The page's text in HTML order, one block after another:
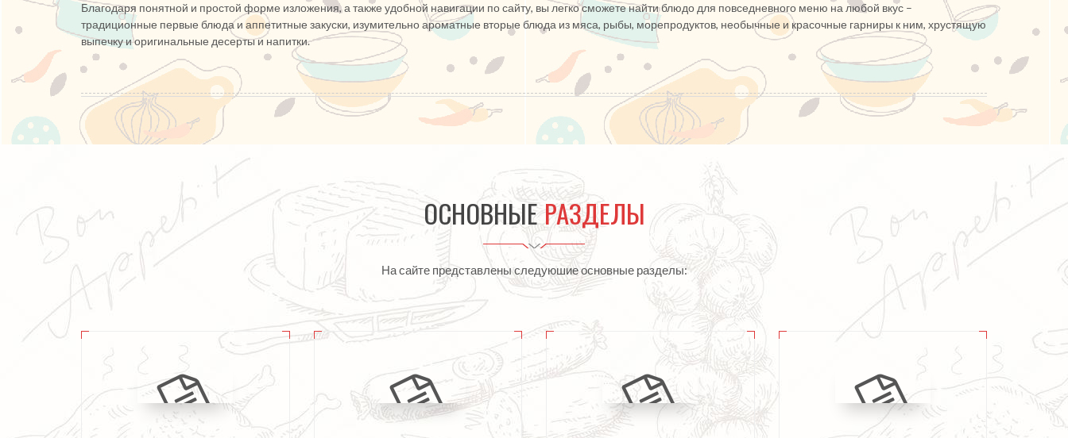
Благодаря понятной и простой форме изложения, а также удобной навигации по сайту, вы легко сможете найти блюдо для повседневного меню на любой вкус –
традиционные первые блюда и аппетитные закуски, изумительно ароматные вторые блюда из мяса, рыбы, морепродуктов, необычные и красочные гарниры к ним, хрустящую
выпечку и оригинальные десерты и напитки.
ОСНОВНЫЕРАЗДЕЛЫ
На сайте представлены следуюшие основные разделы: